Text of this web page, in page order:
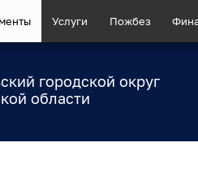
Услуги Пожбез
городской округ
области